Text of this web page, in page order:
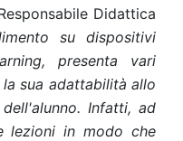
Didattica
su dispositivi
presenta vari
sua adattabilità allo
Infatti, ad
lezioni in modo che